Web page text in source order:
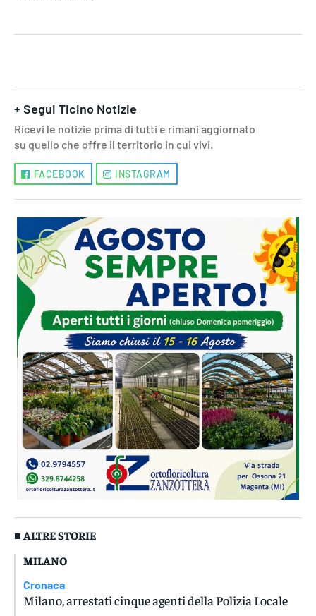
+ Segui Ticino Notizie
Ricevi le notizie prima di tutti e rimani aggiornato
su quello che offre il territorio in cui vivi.
FACEBOOK INSTAGRAM
■ ALTRE STORIE
MILANO
Cronaca
Milano, arrestati cinque agenti della Polizia Locale